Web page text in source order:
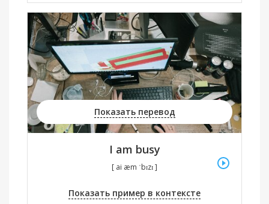
Показать перевод
I am busy
[ ai æm ˈbɪzɪ ]
Показать пример в контексте